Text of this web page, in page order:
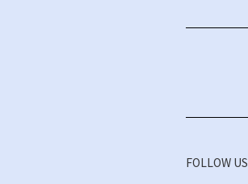
FOLLOW US